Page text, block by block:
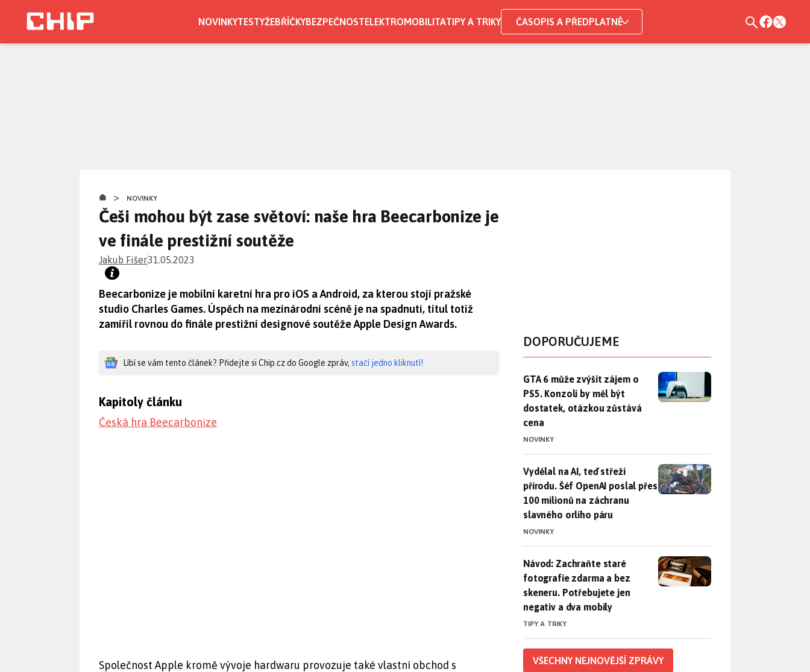
NOVINKYTESTYŽEBŘÍČKYBEZPEČNOSTELEKTROMOBILITATIPY A TRIKY ČASOPIS A PŘEDPLATNÉ
> NOVINKY
Češi mohou být zase světoví: naše hra Beecarbonize je
ve finále prestižní soutěže
Jakub Fišer31.05.2023
Beecarbonize je mobilní karetní hra pro iOS a Android, za kterou stojí pražské
studio Charles Games. Úspěch na mezinárodní scéně je na spadnutí, titul totiž
zamířil rovnou do finále prestižní designové soutěže Apple Design Awards.
Líbí se vám tento článek? Přidejte si Chip.cz do Google zpráv, stačí jedno kliknutí!
Kapitoly článku
Česká hra Beecarbonize
Společnost Apple kromě vývoje hardwaru provozuje také vlastní obchod s
DOPORUČUJEME
GTA 6 může zvýšit zájem o PS5. Konzolí by měl být dostatek,
GTA 6 může zvýšit zájem o
PS5. Konzolí by měl být
dostatek, otázkou zůstává
cena
NOVINKY
Vydělal na AI, teď střeží přírodu. Šéf OpenAI poslal přes 100
Vydělal na AI, teď střeží
přírodu. Šéf OpenAI poslal přes
100 milionů na záchranu
slavného orlího páru
NOVINKY
Návod: Zachraňte staré fotografie zdarma a bez skeneru.
Návod: Zachraňte staré
fotografie zdarma a bez
skeneru. Potřebujete jen
negativ a dva mobily
TIPY A TRIKY
VŠECHNY NEJNOVĚJŠÍ ZPRÁVY